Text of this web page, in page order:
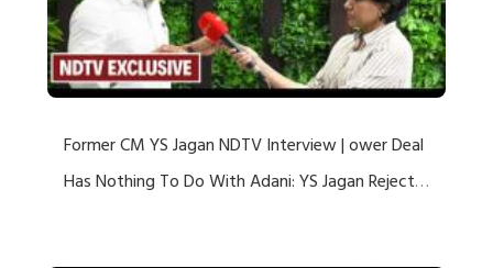
Former CM YS Jagan NDTV Interview | ower Deal
Has Nothing To Do With Adani: YS Jagan Rejects